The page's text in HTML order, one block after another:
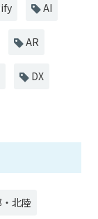
AI
AR
DX
北陸